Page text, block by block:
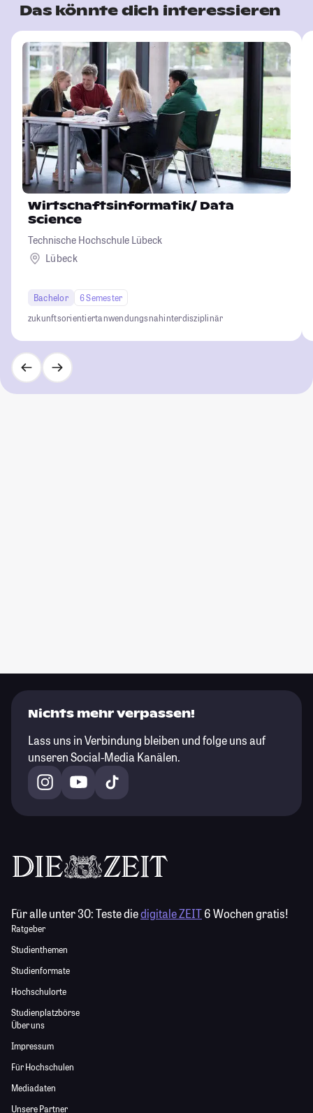
Das könnte dich interessieren
Wirtschaftsinformatik/ Data
Science
Technische Hochschule Lübeck
Lübeck
Bachelor
6 Semester
zukunftsorientiertanwendungsnahinterdisziplinär
Nichts mehr verpassen!
Lass uns in Verbindung bleiben und folge uns auf
unseren Social-Media Kanälen.
Für alle unter 30:Teste diedigitale ZEIT6 Wochen gratis!
Ratgeber
Studienthemen
Studienformate
Hochschulorte
Studienplatzbörse
Über uns
Impressum
Für Hochschulen
Mediadaten
Unsere Partner